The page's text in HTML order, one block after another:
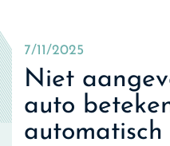
7/11/2025
Niet
auto
automatisch